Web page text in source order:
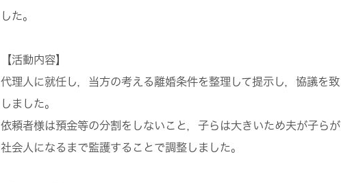
した。
【活動内容】
代理人に就任し，当方の考える離婚条件を整理して提示し，協議を致
しました。
依頼者様は預金等の分割をしないこと，子らは大きいため夫が子らが
社会人になるまで監護することで調整しました。